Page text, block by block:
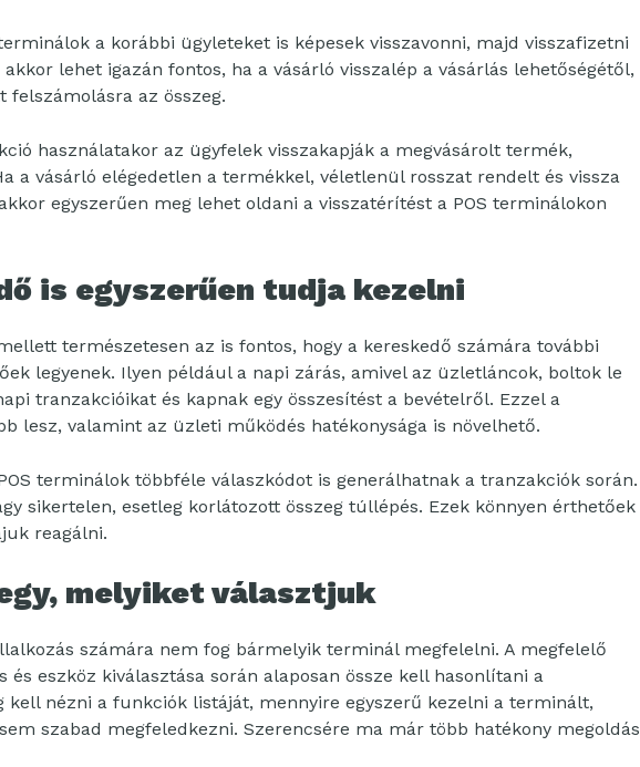
a korábbi ügyleteket is képesek visszavonni, majd visszafizetni
lehet igazán fontos, ha a vásárló visszalép a vásárlás lehetőségétől,
felszámolásra az összeg.
használatakor az ügyfelek visszakapják a megvásárolt termék,
a vásárló elégedetlen a termékkel, véletlenül rosszat rendelt és vissza
egyszerűen meg lehet oldani a visszatérítést a POS terminálokon
is egyszerűen tudja kezelni
természetesen az is fontos, hogy a kereskedő számára további
legyenek. Ilyen például a napi zárás, amivel az üzletláncok, boltok le
tranzakcióikat és kapnak egy összesítést a bevételről. Ezzel a
lesz, valamint az üzleti működés hatékonysága is növelhető.
terminálok többféle válaszkódot is generálhatnak a tranzakciók során.
sikertelen, esetleg korlátozott összeg túllépés. Ezek könnyen érthetőek
reagálni.
melyiket választjuk
számára nem fog bármelyik terminál megfelelni. A megfelelő
és eszköz kiválasztása során alaposan össze kell hasonlítani a
kell nézni a funkciók listáját, mennyire egyszerű kezelni a terminált,
szabad megfeledkezni. Szerencsére ma már több hatékony megoldás